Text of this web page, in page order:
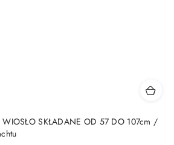
WIOSŁO SKŁADANE OD 57 DO 107cm /